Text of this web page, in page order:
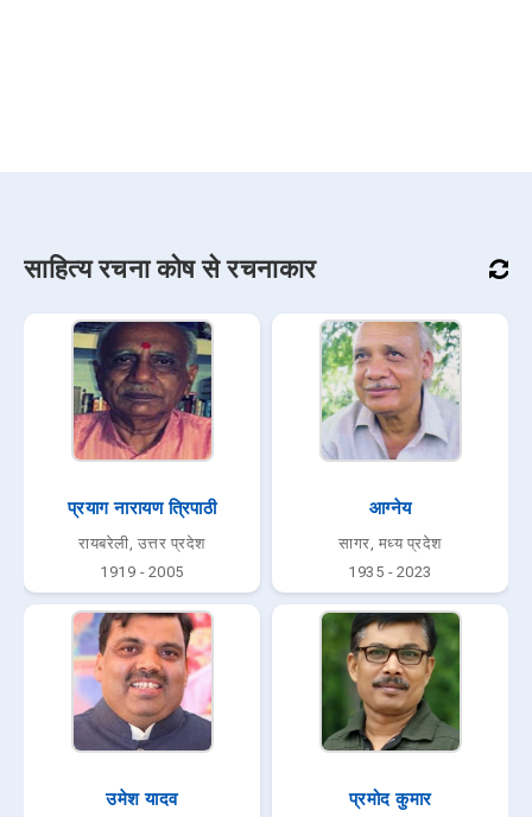
साहित्य रचना कोष से रचनाकार
प्रयाग नारायण त्रिपाठी
रायबरेली, उत्तर प्रदेश
1919 - 2005
आग्नेय
सागर, मध्य प्रदेश
1935 - 2023
उमेश यादव प्रमोद कुमार